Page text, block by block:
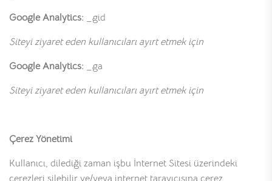
Google Analytics: _gid
Siteyi ziyaret eden kullanıcıları ayırt etmek için
Google Analytics: _ga
Siteyi ziyaret eden kullanıcıları ayırt etmek için
Çerez Yönetimi
Kullanıcı, dilediği zaman işbu İnternet Sitesi üzerindeki
çerezleri silebilir ve/veya internet tarayıcısına çerez